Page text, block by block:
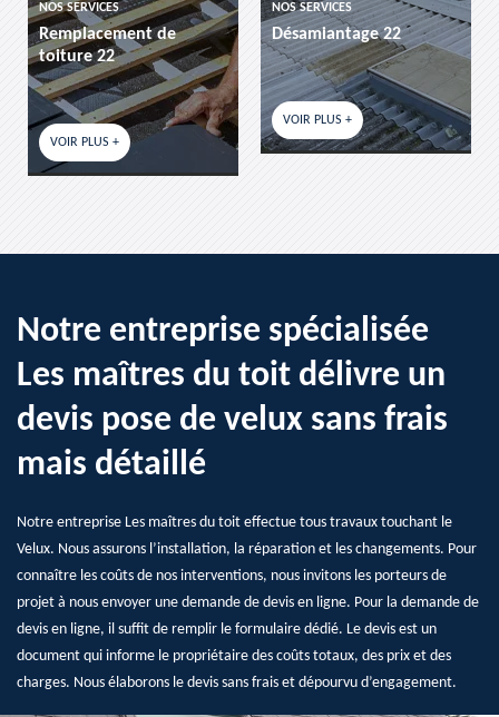
NOS SERVICES
Remplacement de
toiture 22
VOIR PLUS +
NOS SERVICES
Désamiantage 22
VOIR PLUS +
Notre entreprise spécialisée
Les maîtres du toit délivre un
devis pose de velux sans frais
mais détaillé
Notre entreprise Les maîtres du toit effectue tous travaux touchant le
Velux. Nous assurons l’installation, la réparation et les changements. Pour
connaître les coûts de nos interventions, nous invitons les porteurs de
projet à nous envoyer une demande de devis en ligne. Pour la demande de
devis en ligne, il suffit de remplir le formulaire dédié. Le devis est un
document qui informe le propriétaire des coûts totaux, des prix et des
charges. Nous élaborons le devis sans frais et dépourvu d’engagement.